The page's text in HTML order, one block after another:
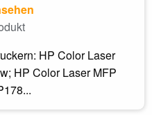
HP Color Laser
HP Color Laser MFP